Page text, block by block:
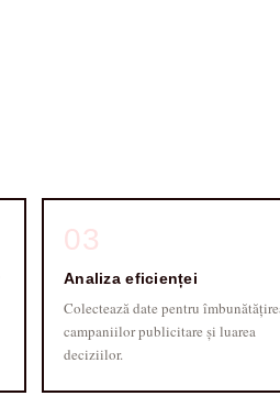
03
Analiza eficienței
Colectează date pentru
campaniilor publicitare și luarea
deciziilor.